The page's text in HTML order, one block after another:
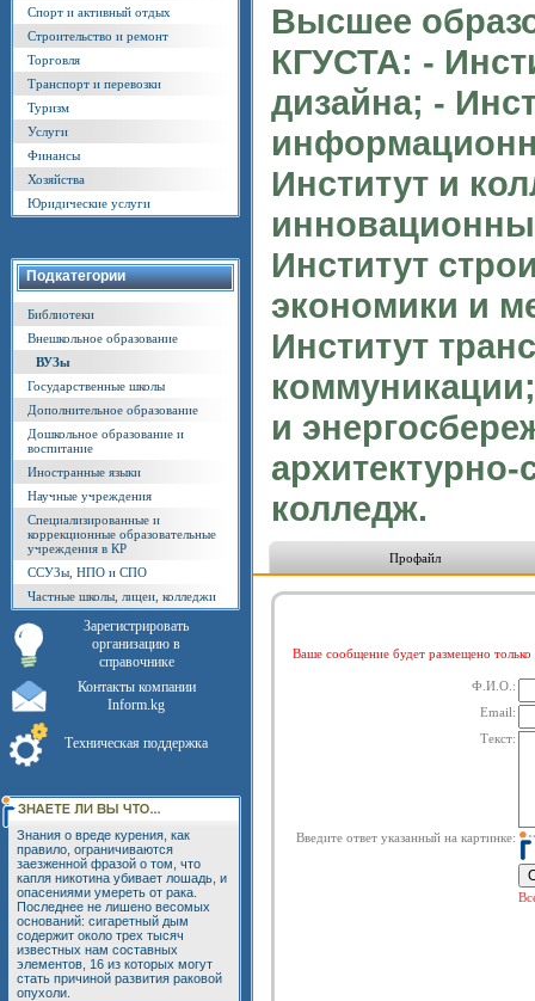
Спорт и активный отдых
Строительство и ремонт
Торговля
Транспорт и перевозки
Туризм
Услуги
Финансы
Хозяйства
Юридические услуги
Подкатегории
Библиотеки
Внешкольное образование
ВУЗы
Государственные школы
Дополнительное образование
Дошкольное образование и
воспитание
Иностранные языки
Научные учреждения
Специализированные и
коррекционные образовательные
учреждения в КР
ССУЗы, НПО и СПО
Частные школы, лицеи, колледжи
Зарегистрировать
организацию в
справочнике
Контакты компании
Inform.kg
Техническая поддержка
Знания о вреде курения, как
правило, ограничиваются
заезженной фразой о том, что
капля никотина убивает лошадь, и
опасениями умереть от рака.
Последнее не лишено весомых
оснований: сигаретный дым
содержит около трех тысяч
известных нам составных
элементов, 16 из которых могут
стать причиной развития раковой
опухоли.
Высшее
КГУСТА: -
дизайна; -
Институт и
Институт
экономики и
Институт
и
колледж.
Профайл
Ваше сообщение будет размещено
Ф.И.О.:
Email:
Текст:
Введите ответ указанный на картинке: